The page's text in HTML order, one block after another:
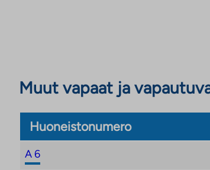
Muut vapaat ja
Huoneistonumero
A 6